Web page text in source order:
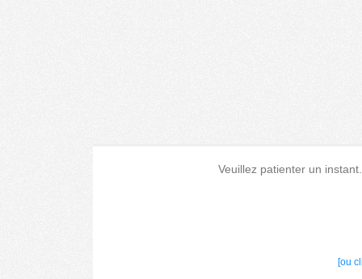
Veuillez patienter un
[ou